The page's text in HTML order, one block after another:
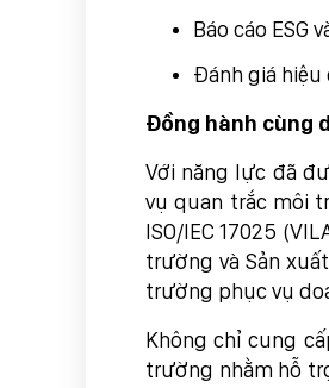
Báo cáo ESG
Đánh giá hiệu
Đồng hành cùng
Với năng lực đã
vụ quan trắc môi
ISO/IEC 17025
trường và Sản
trường phục vụ
Không chỉ cung
trường nhằm hỗ